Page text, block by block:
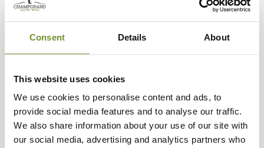
Consent Details About
This website uses cookies
We use cookies to personalise content and ads, to
provide social media features and to analyse our traffic.
We also share information about your use of our site with
our social media, advertising and analytics partners who
Gants Stormfront GTX Sitka